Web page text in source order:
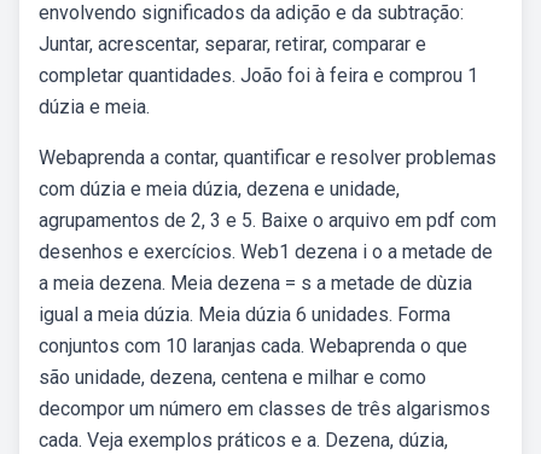
envolvendo significados da adição e da subtração:
Juntar, acrescentar, separar, retirar, comparar e
completar quantidades. João foi à feira e comprou 1
dúzia e meia.
Webaprenda a contar, quantificar e resolver problemas
com dúzia e meia dúzia, dezena e unidade,
agrupamentos de 2, 3 e 5. Baixe o arquivo em pdf com
desenhos e exercícios. Web1 dezena i o a metade de
a meia dezena. Meia dezena = s a metade de dùzia
igual a meia dúzia. Meia dúzia 6 unidades. Forma
conjuntos com 10 laranjas cada. Webaprenda o que
são unidade, dezena, centena e milhar e como
decompor um número em classes de três algarismos
cada. Veja exemplos práticos e a. Dezena, dúzia,